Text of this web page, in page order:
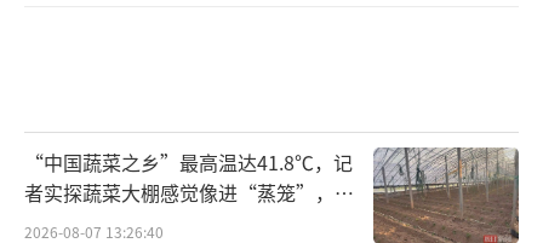
“中国蔬菜之乡”最高温达41.8℃，记
者实探蔬菜大棚感觉像进“蒸笼”，有
村民称只能凌晨两点起来干活
2026-08-07 13:26:40